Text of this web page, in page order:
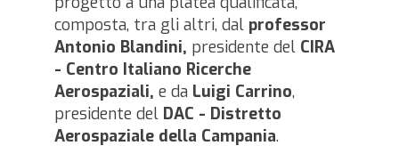
composta, tra gli altri, dal professor
Antonio Blandini, presidente delCIRA
- Centro Italiano Ricerche
Aerospaziali, e da Luigi Carrino,
presidente del DAC - Distretto
Aerospaziale della Campania.